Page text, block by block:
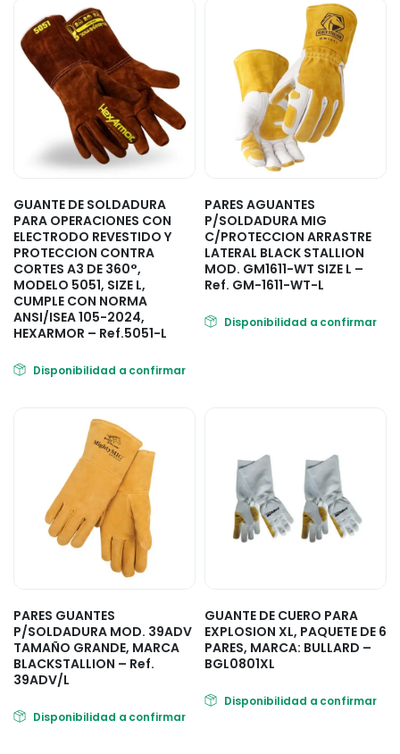
GUANTE DE SOLDADURA
PARA OPERACIONES CON
ELECTRODO REVESTIDO Y
PROTECCION CONTRA
CORTES A3 DE 360°,
MODELO 5051, SIZE L,
CUMPLE CON NORMA
ANSI/ISEA 105-2024,
HEXARMOR – Ref.5051-L
Disponibilidad a confirmar
PARES AGUANTES
P/SOLDADURA MIG
C/PROTECCION ARRASTRE
LATERAL BLACK STALLION
MOD. GM1611-WT SIZE L –
Ref. GM-1611-WT-L
Disponibilidad a confirmar
PARES GUANTES
P/SOLDADURA MOD. 39ADV
TAMAÑO GRANDE, MARCA
BLACKSTALLION – Ref.
39ADV/L
Disponibilidad a confirmar
GUANTE DE CUERO PARA
EXPLOSION XL, PAQUETE DE 6
PARES, MARCA: BULLARD –
BGL0801XL
Disponibilidad a confirmar